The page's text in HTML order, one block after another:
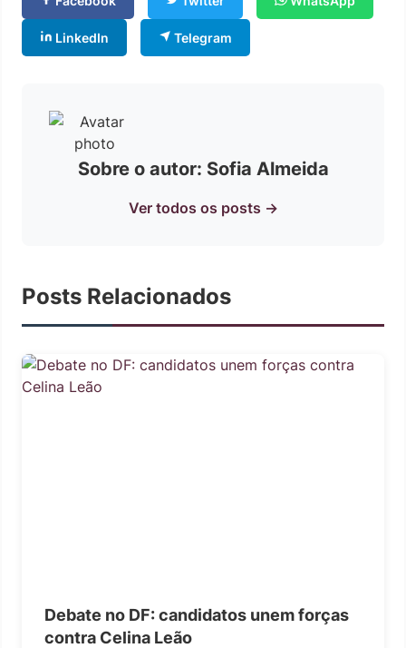
LinkedIn Telegram
Sobre o autor: Sofia Almeida
Ver todos os posts →
Posts Relacionados
Debate no DF: candidatos unem forças
contra Celina Leão